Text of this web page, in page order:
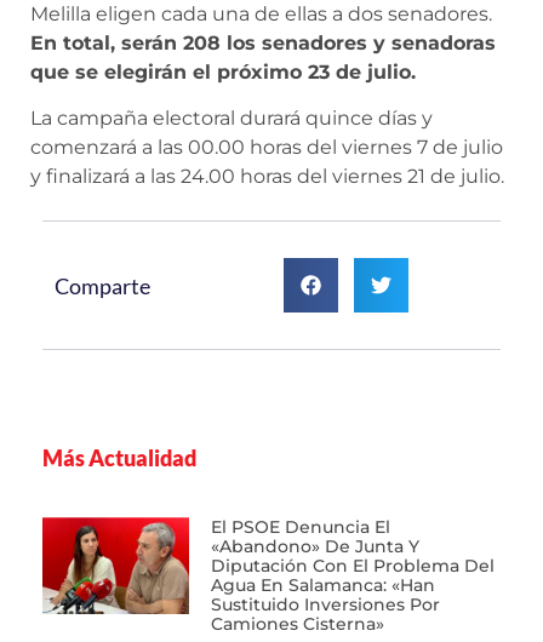
Melilla eligen cada una de ellas a dos senadores.
En total, serán 208 los senadores y senadoras
que se elegirán el próximo 23 de julio.
La campaña electoral durará quince días y
comenzará a las 00.00 horas del viernes 7 de julio
y finalizará a las 24.00 horas del viernes 21 de julio.
Comparte
Más Actualidad
El PSOE Denuncia El
«abandono» De Junta Y
Diputación Con El Problema Del
Agua En Salamanca: «Han
Sustituido Inversiones Por
Camiones Cisterna»